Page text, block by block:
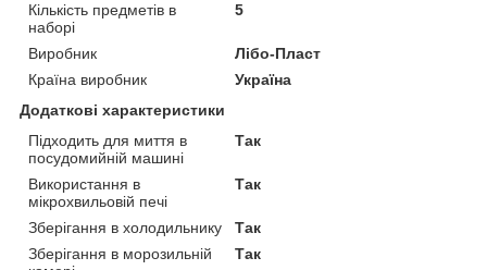
Кількість предметів в
наборі
5
Виробник
Лібо-Пласт
Країна виробник
Україна
Додаткові характеристики
Підходить для миття в
посудомийній машині
Так
Використання в
мікрохвильовій печі
Так
Зберігання в холодильнику
Так
Зберігання в морозильній
Так